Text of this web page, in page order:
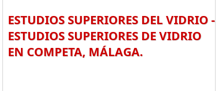
ESTUDIOS SUPERIORES DEL VIDRIO -
ESTUDIOS SUPERIORES DE VIDRIO
EN COMPETA, MÁLAGA.